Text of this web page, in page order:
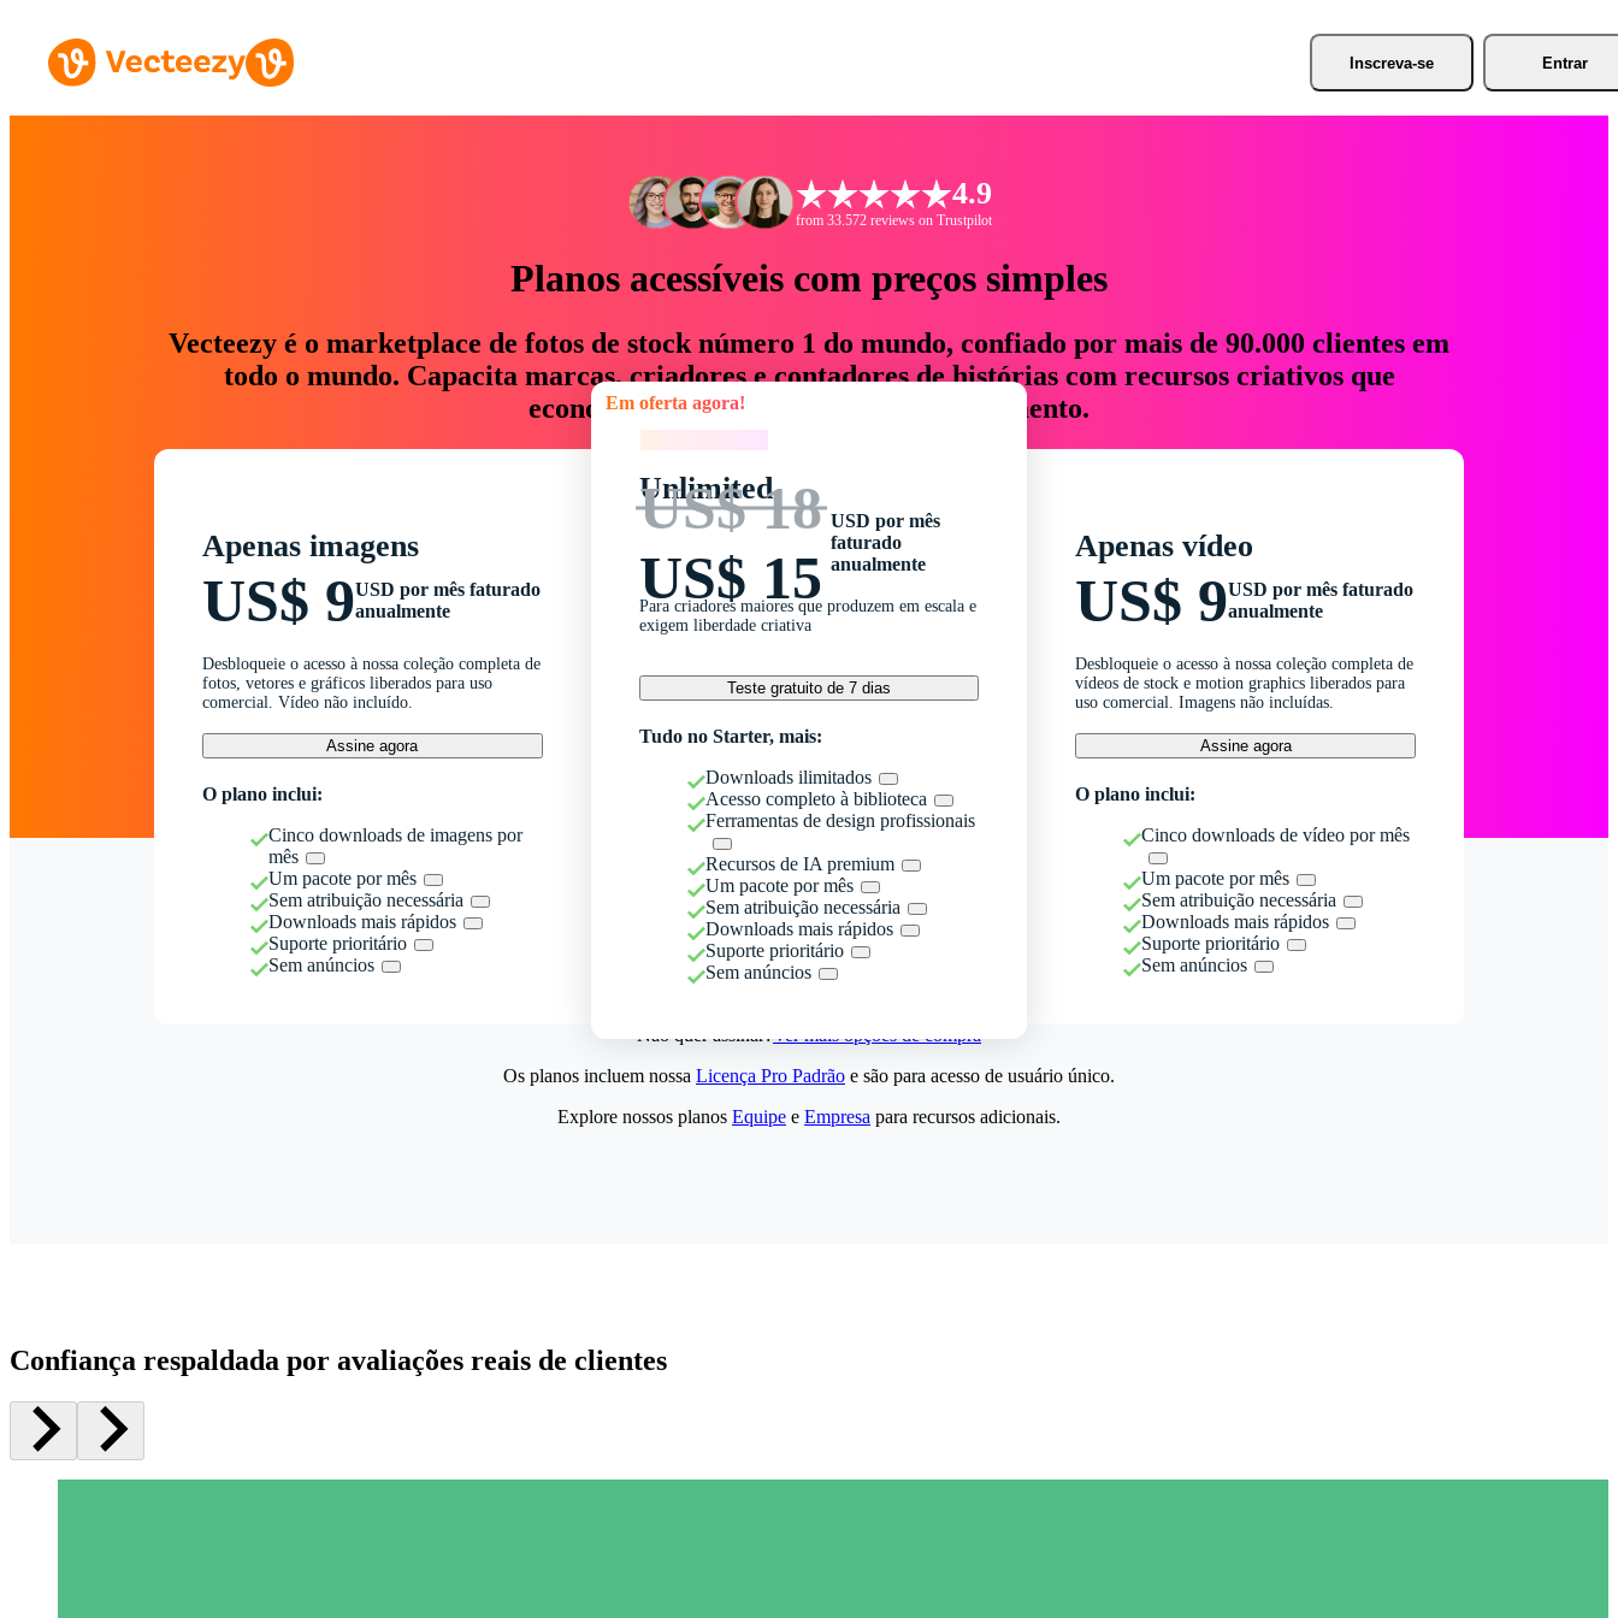
Inscreva-se Entrar
4.9
from 33.572 reviews on Trustpilot
Planos acessíveis com preços simples
Vecteezy é o marketplace de fotos de stock número 1 do mundo, confiado por mais de 90.000 clientes em
todo o mundo. Capacita marcas, criadores e contadores de histórias com recursos criativos que
economizam até 76% em tempo e orçamento.
Apenas imagens
US$ 9USD por mês faturado
anualmente
Desbloqueie o acesso à nossa coleção completa de
fotos, vetores e gráficos liberados para uso
comercial. Vídeo não incluído.
Assine agora
O plano inclui:
Cinco downloads de imagens por
mês
Um pacote por mês
Sem atribuição necessária
Downloads mais rápidos
Suporte prioritário
Sem anúncios
Em oferta agora!
Unlimited
US$ 18
US$ 15
USD por mês
faturado
anualmente
Para criadores maiores que produzem em escala e
exigem liberdade criativa
Teste gratuito de 7 dias
Tudo no Starter, mais:
Downloads ilimitados
Acesso completo à biblioteca
Ferramentas de design profissionais
Recursos de IA premium
Um pacote por mês
Sem atribuição necessária
Downloads mais rápidos
Suporte prioritário
Sem anúncios
Apenas vídeo
US$ 9USD por mês faturado
anualmente
Desbloqueie o acesso à nossa coleção completa de
vídeos de stock e motion graphics liberados para
uso comercial. Imagens não incluídas.
Assine agora
O plano inclui:
Cinco downloads de vídeo por mês
Um pacote por mês
Sem atribuição necessária
Downloads mais rápidos
Suporte prioritário
Sem anúncios
Não quer assinar?Ver mais opções de compra
Os planos incluem nossa Licença Pro Padrão e são para acesso de usuário único.
Explore nossos planos Equipe e Empresa para recursos adicionais.
Confiança respaldada por avaliações reais de clientes